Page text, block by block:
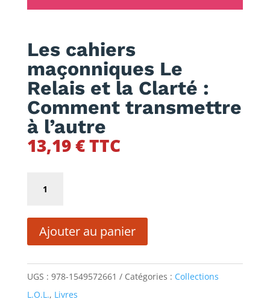
Les cahiers
maçonniques Le
Relais et la Clarté :
Comment transmettre
à l’autre
13,19€TTC
Les
cahiers
Le
Relais
Ajouter au panier
UGS : 978-1549572661 Catégories : Collections
L.O.L., Livres